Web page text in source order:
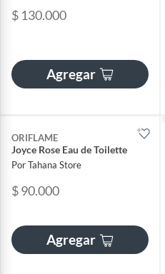
$ 130.000
Agregar
ORIFLAME
Joyce Rose Eau de Toilette
Por Tahana Store
$ 90.000
Agregar